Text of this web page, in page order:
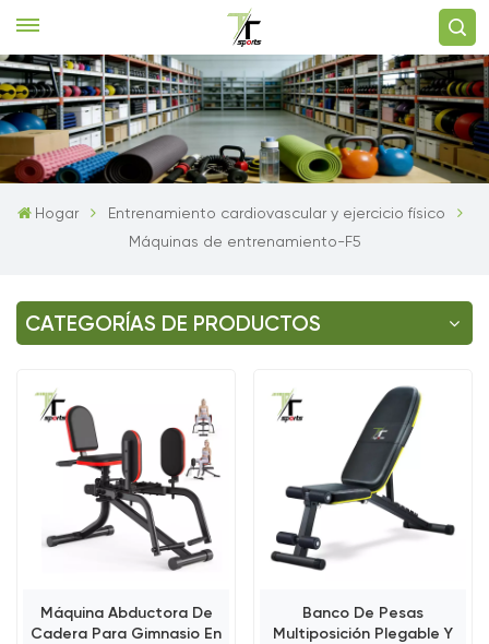
Hogar
Entrenamiento cardiovascular y ejercicio físico
Máquinas de entrenamiento-F5
CATEGORÍAS DE PRODUCTOS
Máquina Abductora De
Cadera Para Gimnasio En
Banco De Pesas
Multiposición Plegable Y